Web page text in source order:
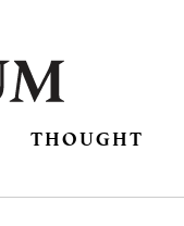
THOUGHT